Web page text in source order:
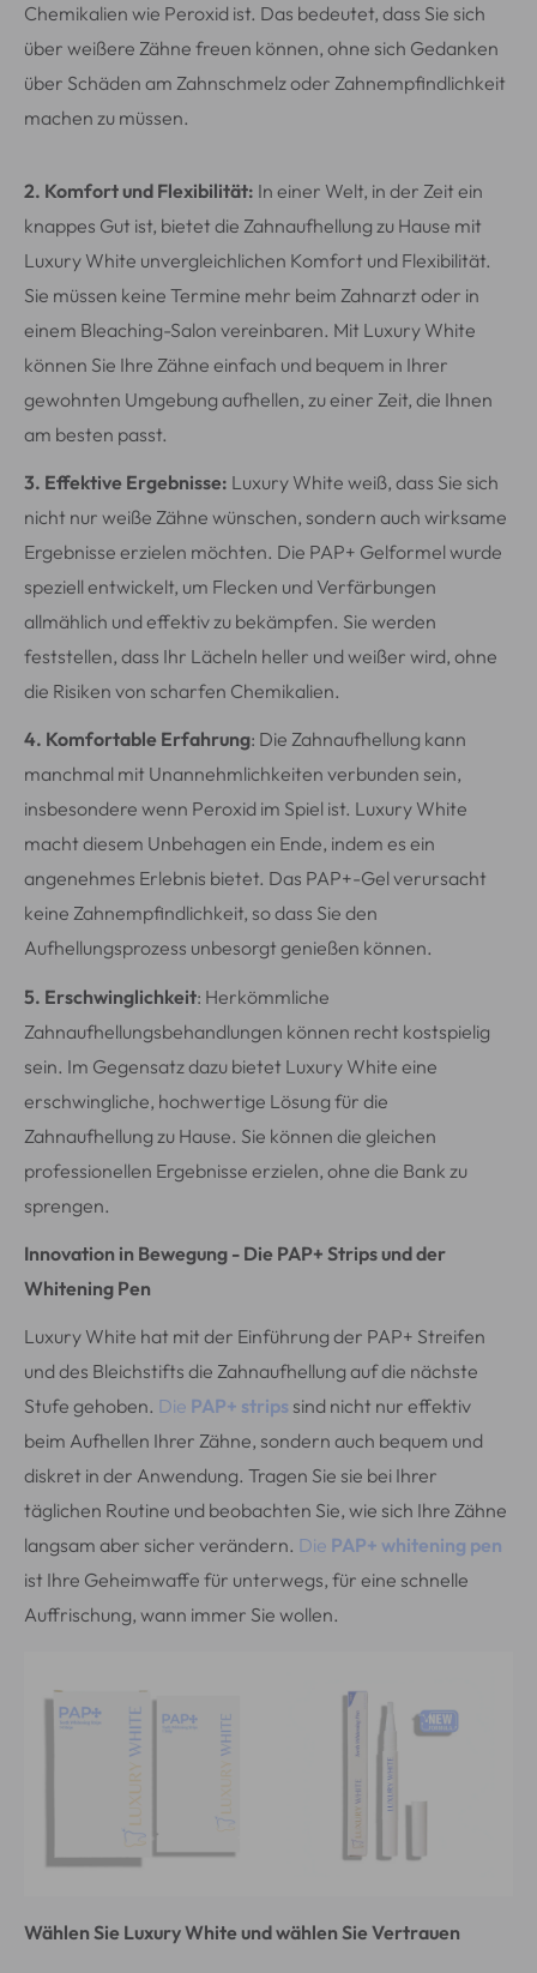
Chemikalien wie Peroxid ist. Das bedeutet, dass Sie sich
über weißere Zähne freuen können, ohne sich Gedanken
über Schäden am Zahnschmelz oder Zahnempfindlichkeit
machen zu müssen.
2. Komfort und Flexibilität: In einer Welt, in der Zeit ein
knappes Gut ist, bietet die Zahnaufhellung zu Hause mit
Luxury White unvergleichlichen Komfort und Flexibilität.
Sie müssen keine Termine mehr beim Zahnarzt oder in
einem Bleaching-Salon vereinbaren. Mit Luxury White
können Sie Ihre Zähne einfach und bequem in Ihrer
gewohnten Umgebung aufhellen, zu einer Zeit, die Ihnen
am besten passt.
3. Effektive Ergebnisse: Luxury White weiß, dass Sie sich
nicht nur weiße Zähne wünschen, sondern auch wirksame
Ergebnisse erzielen möchten. Die PAP+ Gelformel wurde
speziell entwickelt, um Flecken und Verfärbungen
allmählich und effektiv zu bekämpfen. Sie werden
feststellen, dass Ihr Lächeln heller und weißer wird, ohne
die Risiken von scharfen Chemikalien.
4. Komfortable Erfahrung: Die Zahnaufhellung kann
manchmal mit Unannehmlichkeiten verbunden sein,
insbesondere wenn Peroxid im Spiel ist. Luxury White
macht diesem Unbehagen ein Ende, indem es ein
angenehmes Erlebnis bietet. Das PAP+-Gel verursacht
keine Zahnempfindlichkeit, so dass Sie den
Aufhellungsprozess unbesorgt genießen können.
5. Erschwinglichkeit: Herkömmliche
Zahnaufhellungsbehandlungen können recht kostspielig
sein. Im Gegensatz dazu bietet Luxury White eine
erschwingliche, hochwertige Lösung für die
Zahnaufhellung zu Hause. Sie können die gleichen
professionellen Ergebnisse erzielen, ohne die Bank zu
sprengen.
Innovation in Bewegung - Die PAP+ Strips und der
Whitening Pen
Luxury White hat mit der Einführung der PAP+ Streifen
und des Bleichstifts die Zahnaufhellung auf die nächste
Stufe gehoben. Die PAP+ strips sind nicht nur effektiv
beim Aufhellen Ihrer Zähne, sondern auch bequem und
diskret in der Anwendung. Tragen Sie sie bei Ihrer
täglichen Routine und beobachten Sie, wie sich Ihre Zähne
langsam aber sicher verändern. Die PAP+ whitening pen
ist Ihre Geheimwaffe für unterwegs, für eine schnelle
Auffrischung, wann immer Sie wollen.
Wählen Sie Luxury White und wählen Sie Vertrauen